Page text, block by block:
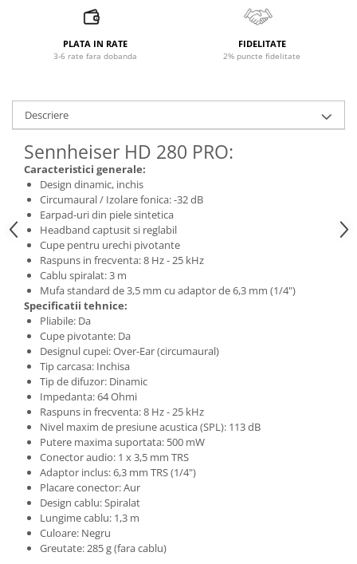
Microfoane wireless si sisteme
Stative de microfon
Studio si inregistrari
Accesorii echipamente de studio
Controllere MIDI - USB DAW
Controllere monitoare de studio
Convertoare AD/DA
Interfete audio
Interfete MIDI si Cabluri Midi-USB
Microfoane de studio
Monitoare de studio
Pop filtre
Preamplificatoare
Protectii antifonice pentru urechi
Rack studio
Recordere de studio
Recordere portabile
Sintetizatoare
Standuri si stative de monitoare
Subwoofere de studio
Tratament acustic
Lumini si efecte
Accesorii pentru lumini
Bare Led
PLATA IN RATE
3-6 rate fara dobanda
FIDELITATE
2% puncte fidelitate
Descriere
Sennheiser HD 280 PRO:
Caracteristici generale:
Design dinamic, inchis
Circumaural / Izolare fonica: -32 dB
Earpad-uri din piele sintetica
Headband captusit si reglabil
Cupe pentru urechi pivotante
Raspuns in frecventa: 8 Hz - 25 kHz
Cablu spiralat: 3 m
Mufa standard de 3,5 mm cu adaptor de 6,3 mm (1/4")
Specificatii tehnice:
Pliabile: Da
Cupe pivotante: Da
Designul cupei: Over-Ear (circumaural)
Tip carcasa: Inchisa
Tip de difuzor: Dinamic
Impedanta: 64 Ohmi
Raspuns in frecventa: 8 Hz - 25 kHz
Nivel maxim de presiune acustica (SPL): 113 dB
Putere maxima suportata: 500 mW
Conector audio: 1 x 3,5 mm TRS
Adaptor inclus: 6,3 mm TRS (1/4")
Placare conector: Aur
Design cablu: Spiralat
Lungime cablu: 1,3 m
Culoare: Negru
Greutate: 285 g (fara cablu)